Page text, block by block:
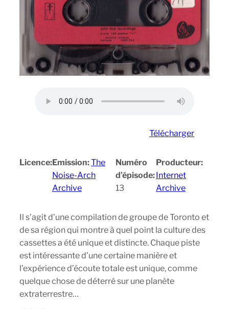
Télécharger
Licence:Emission:The
Noise-Arch
Archive
Numéro
d’épisode:
13
Producteur:
Internet
Archive
Il s’agit d’une compilation de groupe de Toronto et
de sa région qui montre à quel point la culture des
cassettes a été unique et distincte. Chaque piste
est intéressante d’une certaine manière et
l’expérience d’écoute totale est unique, comme
quelque chose de déterré sur une planète
extraterrestre…